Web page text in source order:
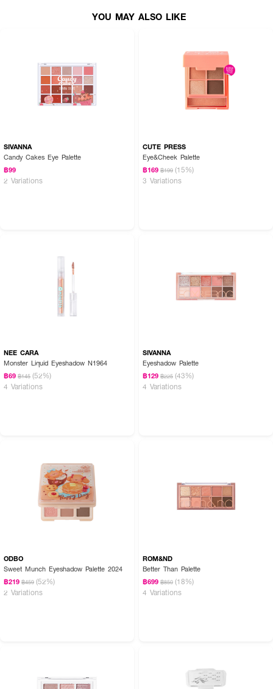
เลขที่จดแจ้ง: 10-2-6800007668
YOU MAY ALSO LIKE
SIVANNA
Candy Cakes Eye Palette
฿99
2 Variations
CUTE PRESS
Eye&Cheek Palette
฿169 ฿199 (15%)
3 Variations
NEE CARA
Monster Liquid Eyeshadow N1964
฿69 ฿145 (52%)
4 Variations
SIVANNA
Eyeshadow Palette
฿129 ฿225 (43%)
4 Variations
ODBO
Sweet Munch Eyeshadow Palette 2024
฿219 ฿459 (52%)
2 Variations
ROM&ND
Better Than Palette
฿699 ฿850 (18%)
4 Variations